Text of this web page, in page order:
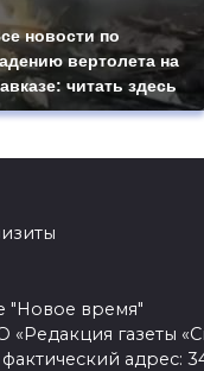
новости по
вертолета на
читать здесь
"Новое время"
газеты
адрес: